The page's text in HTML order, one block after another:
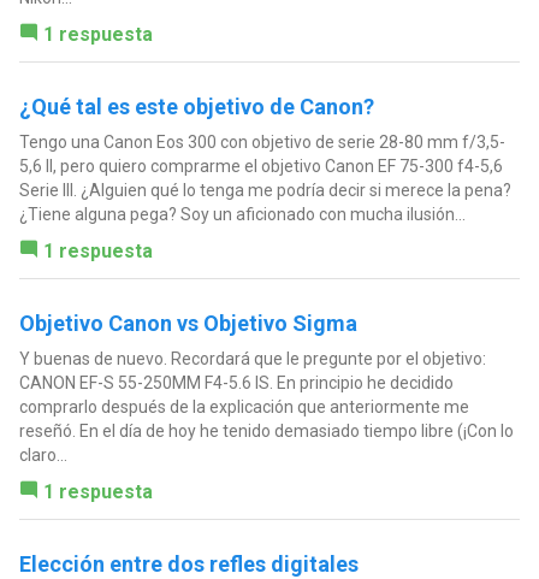
1 respuesta
¿Qué tal es este objetivo de Canon?
Tengo una Canon Eos 300 con objetivo de serie 28-80 mm f/3,5-
5,6 II, pero quiero comprarme el objetivo Canon EF 75-300 f4-5,6
Serie III. ¿Alguien qué lo tenga me podría decir si merece la pena?
¿Tiene alguna pega? Soy un aficionado con mucha ilusión...
1 respuesta
Objetivo Canon vs Objetivo Sigma
Y buenas de nuevo. Recordará que le pregunte por el objetivo:
CANON EF-S 55-250MM F4-5.6 IS. En principio he decidido
comprarlo después de la explicación que anteriormente me
reseñó. En el día de hoy he tenido demasiado tiempo libre (¡Con lo
claro...
1 respuesta
Elección entre dos refles digitales